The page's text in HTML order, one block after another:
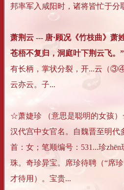
邦率军入咸阳时，诸将皆忙于分
萧荆云 --- 唐·顾况《竹枝曲》萧
苍梧不复归，洞庭叶下荆云飞。”
有长柄，掌状分裂，开...云（
云亦云。子...
☆萧婕珍 （意思是聪明的女
汉代宫中女官名。自魏晋至明代
首：女；笔顺编号：531...珍
珠。奇珍异宝。席珍待聘（“席
才待用）。宝贵...